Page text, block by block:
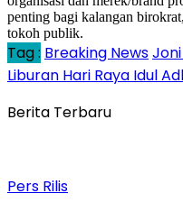
penting bagi kalangan
tokoh publik.
Tag : Breaking News
Liburan Hari Raya Idul
Berita Terbaru
Pers Rilis